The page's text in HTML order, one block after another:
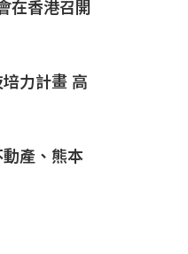
在香港召開
力計畫 高
產、熊本